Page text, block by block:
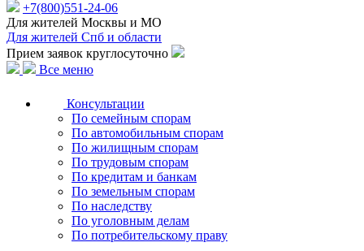
+7(800)551-24-06
Для жителей Москвы и МО
Для жителей Спб и области
Прием заявок круглосуточно
Все меню
Консультации
По семейным спорам
По автомобильным спорам
По жилищным спорам
По трудовым спорам
По кредитам и банкам
По земельным спорам
По наследству
По уголовным делам
По потребительскому праву